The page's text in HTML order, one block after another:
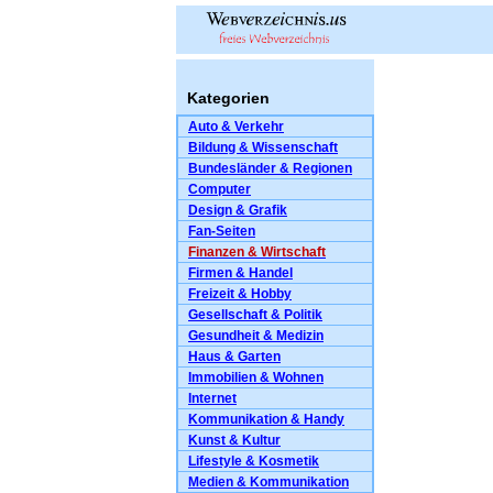
Kategorien
Auto & Verkehr
Bildung & Wissenschaft
Bundesländer & Regionen
Computer
Design & Grafik
Fan-Seiten
Finanzen & Wirtschaft
Firmen & Handel
Freizeit & Hobby
Gesellschaft & Politik
Gesundheit & Medizin
Haus & Garten
Immobilien & Wohnen
Internet
Kommunikation & Handy
Kunst & Kultur
Lifestyle & Kosmetik
Medien & Kommunikation